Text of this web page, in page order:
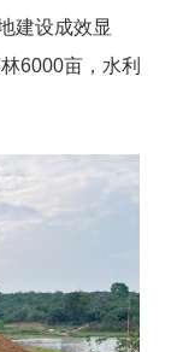
建设成效显
6000亩，水利